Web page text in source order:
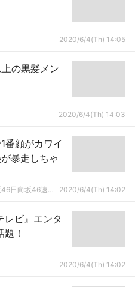
2020/6/4(Th) 14:05
の黒髪メン
2020/6/4(Th) 14:03
番顔がカワイ
暴走しちゃ
乃木通☆世界最速！乃木坂46欅坂46日向坂46速報まとめ 2020/6/4(Th) 14:02
ビ』エンタ
！
2020/6/4(Th) 14:02